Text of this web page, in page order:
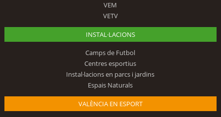
VEM
VETV
INSTAL·LACIONS
Camps de Futbol
Centres esportius
Instal·lacions en parcs i jardins
Espais Naturals
VALÈNCIA EN ESPORT